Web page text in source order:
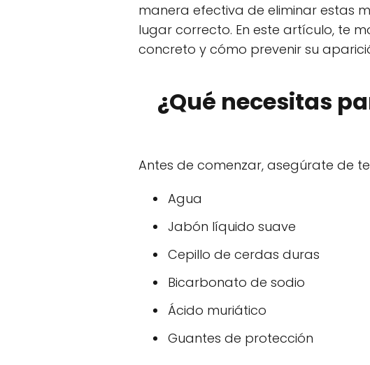
manera efectiva de eliminar estas
lugar correcto. En este artículo, te
concreto y cómo prevenir su
¿Qué necesitas
Antes de comenzar, asegúrate de
Agua
Jabón líquido suave
Cepillo de cerdas duras
Bicarbonato de sodio
Ácido muriático
Guantes de protección